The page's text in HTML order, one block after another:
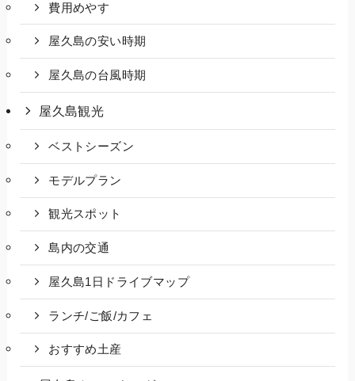
費用めやす
屋久島の安い時期
屋久島の台風時期
屋久島観光
ベストシーズン
モデルプラン
観光スポット
島内の交通
屋久島1日ドライブマップ
ランチ/ご飯/カフェ
おすすめ土産